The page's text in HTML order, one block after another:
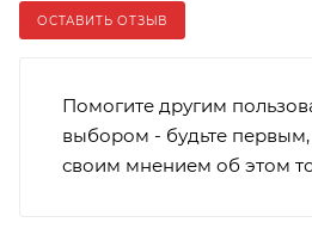
ОСТАВИТЬ ОТЗЫВ
Помогите другим
выбором - будьте первым,
своим мнением об этом